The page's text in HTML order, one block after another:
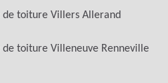
de toiture Villers Allerand
de toiture Villeneuve Renneville